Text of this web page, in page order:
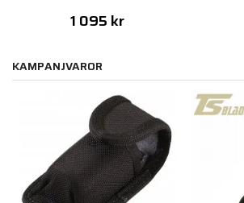
1 095 kr
KAMPANJVAROR